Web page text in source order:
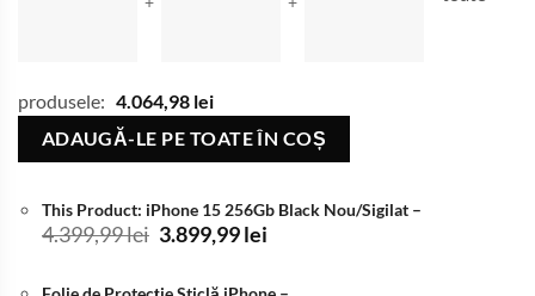
produsele: 4.064,98 lei
ADAUGĂ-LE PE TOATE ÎN COȘ
This Product: iPhone 15 256Gb Black Nou/Sigilat –
4.399,99lei Prețul
3.899,99lei